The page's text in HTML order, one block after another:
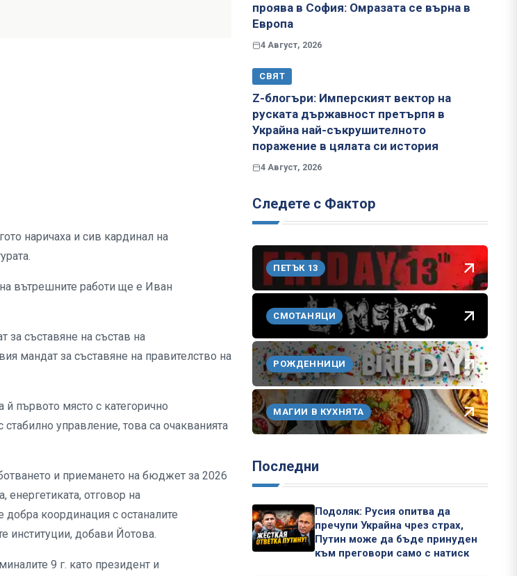
наричаха и сив кардинал на
вътрешните работи ще е Иван
съставяне на състав на
мандат за съставяне на правителство на
първото място с категорично
управление, това са очакванията
и приемането на бюджет за 2026
енергетиката, отговор на
координация с останалите
институции, добави Йотова.
9 г. като президент и
проява в София: Омразата се върна в
Европа
4 Август, 2026
СВЯТ
Z-блогъри: Имперският вектор на
руската държавност претърпя в
Украйна най-съкрушителното
поражение в цялата си история
4 Август, 2026
Следете с Фактор
ПЕТЪК 13
СМОТАНЯЦИ
РОЖДЕННИЦИ
МАГИИ В КУХНЯТА
Последни
Подоляк: Русия опитва да
пречупи Украйна чрез страх,
Путин може да бъде принуден
към преговори само с натиск